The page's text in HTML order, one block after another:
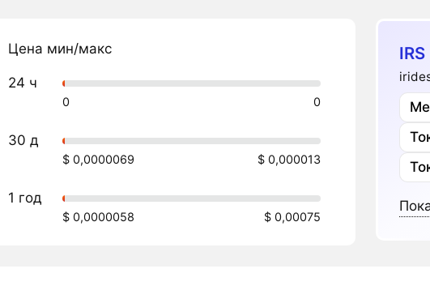
Цена мин/макс
24 ч
0 0
30 д
$ 0,0000069 $ 0,000013
1 год
$ 0,0000058 $ 0,00075